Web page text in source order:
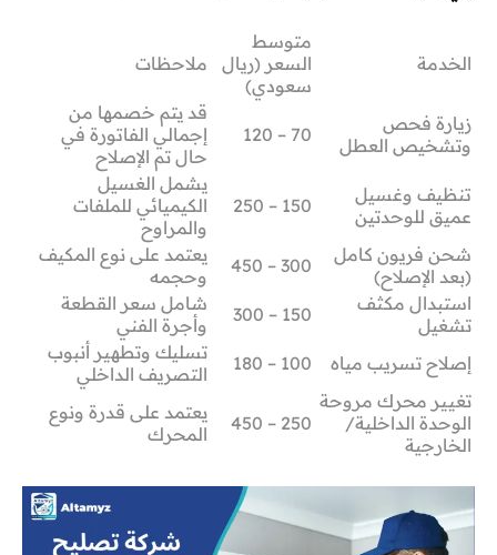
الخدمة
متوسط
السعر (ريال
سعودي)
ملاحظات
زيارة فحص
وتشخيص العطل
70 – 120
قد يتم خصمها من
إجمالي الفاتورة في
حال تم الإصلاح
تنظيف وغسيل
عميق للوحدتين
150 – 250
يشمل الغسيل
الكيميائي للملفات
والمراوح
شحن فريون كامل
(بعد الإصلاح)
300 – 450
يعتمد على نوع المكيف
وحجمه
استبدال مكثف
تشغيل
150 – 300
شامل سعر القطعة
وأجرة الفني
إصلاح تسريب مياه
100 – 180
تسليك وتطهير أنبوب
التصريف الداخلي
تغيير محرك مروحة
الوحدة الداخلية/
الخارجية
250 – 450
يعتمد على قدرة ونوع
المحرك